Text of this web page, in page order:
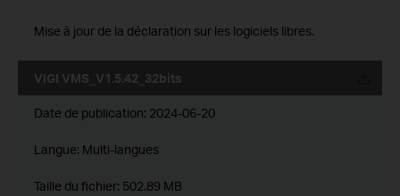
Mise à jour de la déclaration sur les logiciels libres.
VIGI VMS_V1.5.42_32bits
Date de publication: 2024-06-20
Langue: Multi-langues
Taille du fichier: 502.89 MB